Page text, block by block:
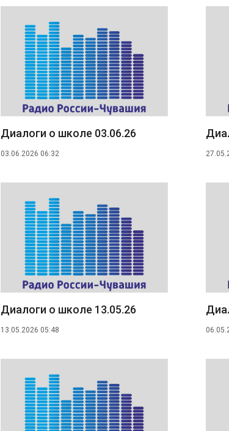
Диалоги о школе 03.06.26
03.06.2026 06:32
Диалоги о школе 13.05.26
13.05.2026 05:48